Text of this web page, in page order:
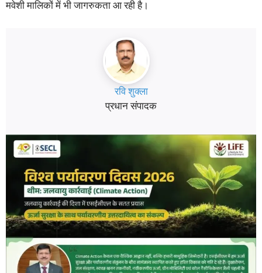
मवेशी मालिकों में भी जागरुकता आ रही है।
रवि शुक्ला
प्रधान संपादक